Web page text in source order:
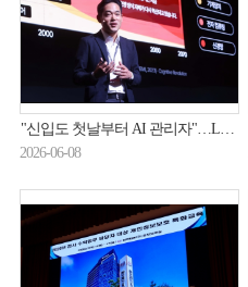
"신입도 첫날부터 AI 관리자"…LG CNS·오픈AI가 말하는 AX 시대
2026-06-08